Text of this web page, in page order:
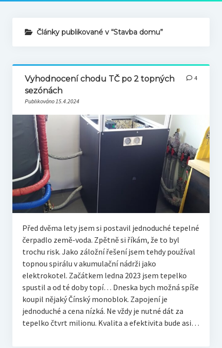
Články publikované v “Stavba domu”
Vyhodnocení chodu TČ po 2 topných
sezónách
Publikováno 15.4.2024
4
Před dvěma lety jsem si postavil jednoduché tepelné
čerpadlo země-voda. Zpětně si říkám, že to byl
trochu risk. Jako záložní řešení jsem tehdy používal
topnou spirálu v akumulační nádrži jako
elektrokotel. Začátkem ledna 2023 jsem tepelko
spustil a od té doby topí… Dneska bych možná spíše
koupil nějaký Čínský monoblok. Zapojení je
jednoduché a cena nízká. Ne vždy je nutné dát za
tepelko čtvrt milionu. Kvalita a efektivita bude asi…